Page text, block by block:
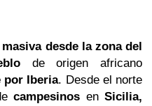
desde la zona del
de origen africano
por Iberia. Desde el norte
campesinos enSicilia,